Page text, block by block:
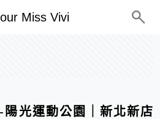
Miss Vivi
光運動公園｜新北新店